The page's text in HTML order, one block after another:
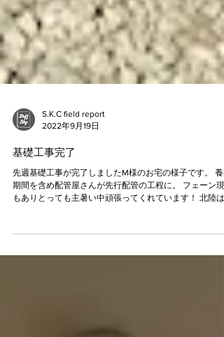
S.K.C field report
2022年9月19日
基礎工事完了
先週基礎工事が完了しましたM様のお宅の様子です。 養
期間を含め配管屋さんが先行配管の工程に。 フェーン現